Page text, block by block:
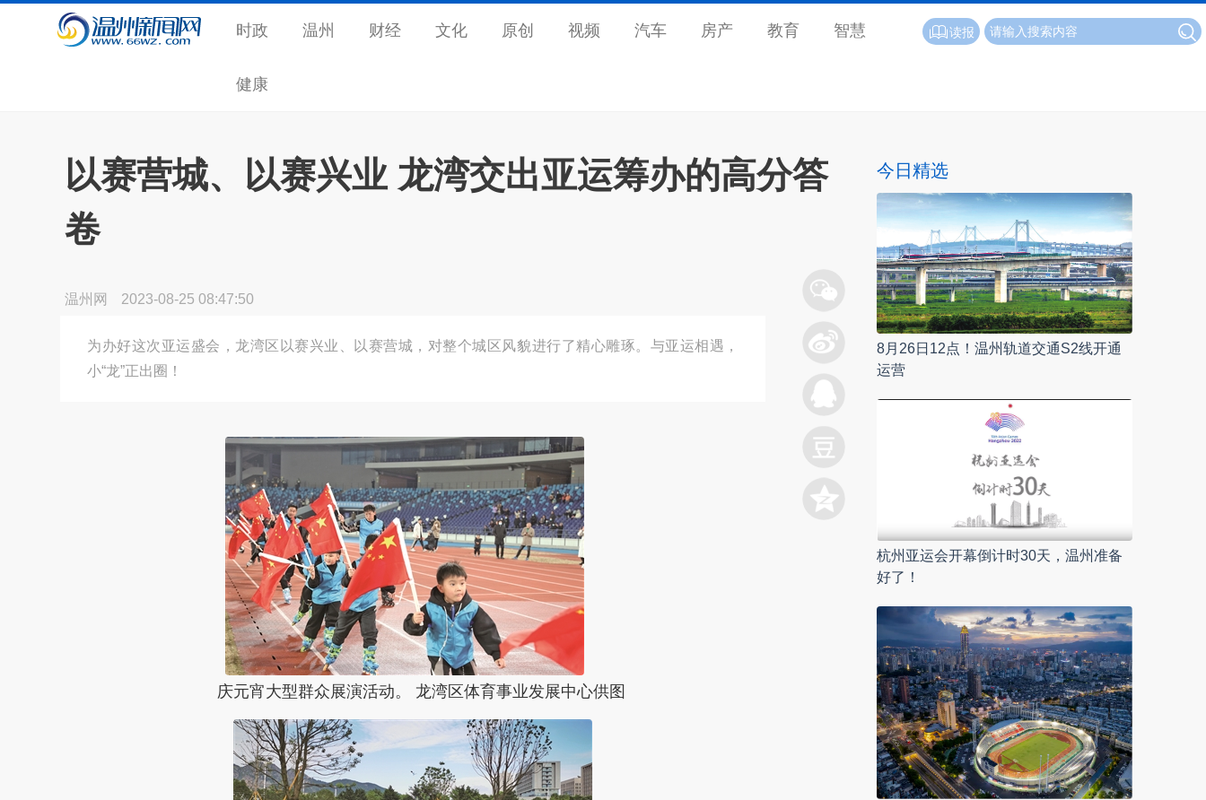
时政 温州 财经 文化 原创 视频 汽车 房产 教育 智慧
健康
读报
以赛营城、以赛兴业 龙湾交出亚运筹办的高分答
卷
温州网 2023-08-25 08:47:50
为办好这次亚运盛会，龙湾区以赛兴业、以赛营城，对整个城区风貌进行了精心雕琢。与亚运相遇，
小“龙”正出圈！
庆元宵大型群众展演活动。 龙湾区体育事业发展中心供图
今日精选
8月26日12点！温州轨道交通S2线开通
运营
杭州亚运会开幕倒计时30天，温州准备
好了！